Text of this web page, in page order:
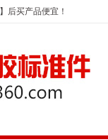
】后买产品便宜！